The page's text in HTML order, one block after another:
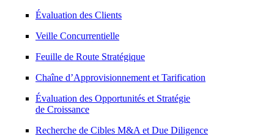
Évaluation des Clients
Veille Concurrentielle
Feuille de Route Stratégique
Chaîne d’Approvisionnement et Tarification
Évaluation des Opportunités et Stratégie
de Croissance
Recherche de Cibles M&A et Due Diligence